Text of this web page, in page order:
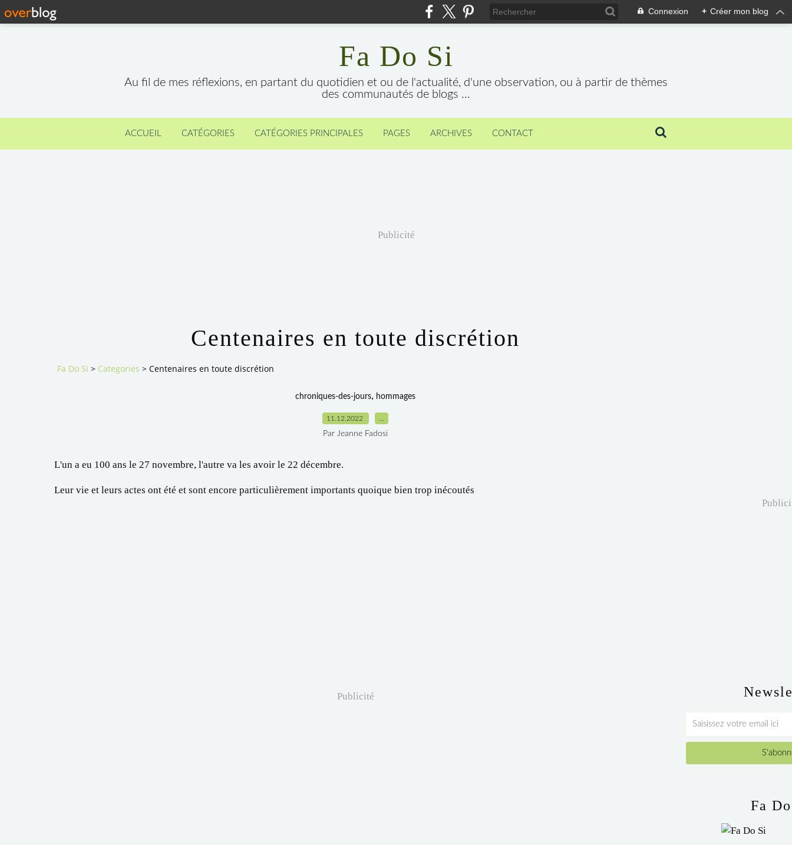
Connexion + Créer mon blog
Fa Do Si
Au fil de mes réflexions, en partant du quotidien et ou de l'actualité, d'une observation, ou à partir de thèmes
des communautés de blogs ...
ACCUEIL CATÉGORIES CATÉGORIES PRINCIPALES PAGES ARCHIVES CONTACT
Publicité
Centenaires en toute discrétion
Fa Do Si > Categories > Centenaires en toute discrétion
chroniques-des-jours, hommages
11.12.2022
Par Jeanne Fadosi
L'un a eu 100 ans le 27 novembre, l'autre va les avoir le 22 décembre.
Leur vie et leurs actes ont été et sont encore particulièrement importants quoique bien trop inécoutés
Publicité
Fa